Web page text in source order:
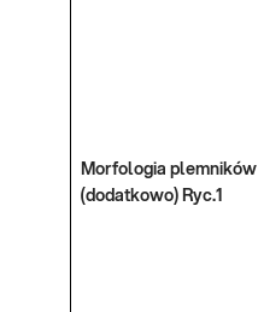
Morfologia plemników
(dodatkowo) Ryc.1